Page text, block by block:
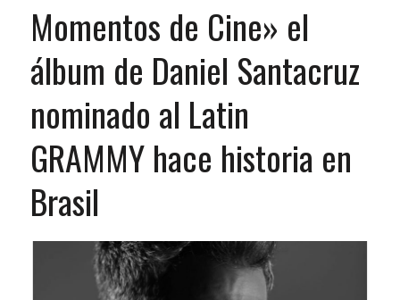
Momentos de Cine» el
álbum de Daniel Santacruz
nominado al Latin
GRAMMY hace historia en
Brasil